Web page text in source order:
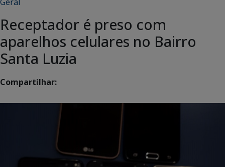
Receptador é preso com
aparelhos celulares no Bairro
Santa Luzia
Compartilhar: